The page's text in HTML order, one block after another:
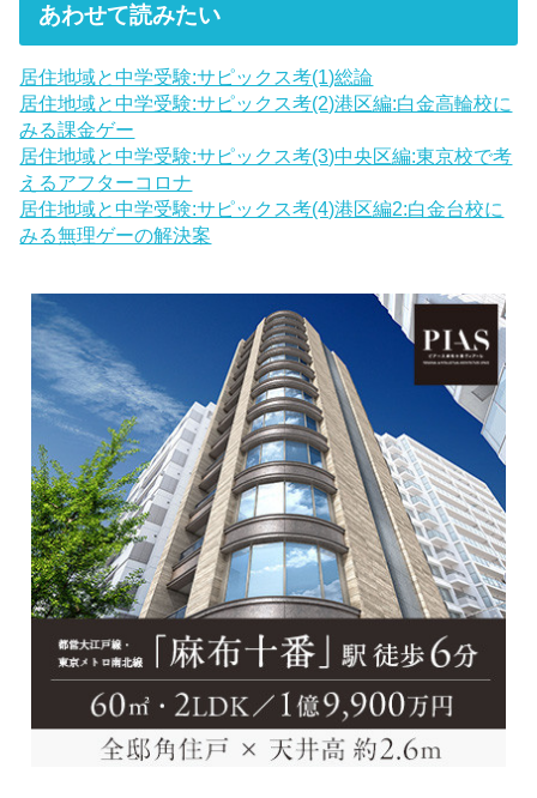
あわせて読みたい
居住地域と中学受験:サピックス考(1)総論
居住地域と中学受験:サピックス考(2)港区編:白金高輪校に
みる課金ゲー
居住地域と中学受験:サピックス考(3)中央区編:東京校で考
えるアフターコロナ
居住地域と中学受験:サピックス考(4)港区編2:白金台校に
みる無理ゲーの解決案